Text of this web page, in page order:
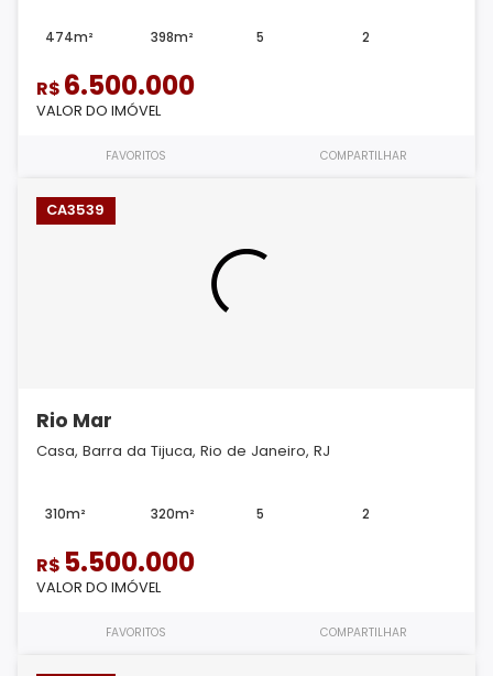
474m² 398m² 5 2
R$ 6.500.000
VALOR DO IMÓVEL
FAVORITOS COMPARTILHAR
CA3539
Rio Mar
Casa, Barra da Tijuca, Rio de Janeiro, RJ
310m² 320m² 5 2
R$ 5.500.000
VALOR DO IMÓVEL
FAVORITOS COMPARTILHAR